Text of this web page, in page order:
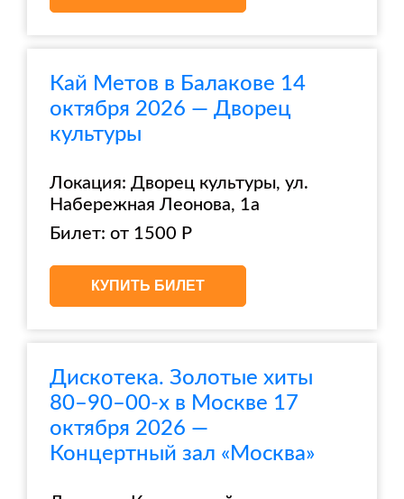
Кай Метов в Балакове 14
октября 2026 — Дворец
культуры
Локация: Дворец культуры, ул.
Набережная Леонова, 1а
Билет: от 1500 Р
КУПИТЬ БИЛЕТ
Дискотека. Золотые хиты
80–90–00-х в Москве 17
октября 2026 —
Концертный зал «Москва»